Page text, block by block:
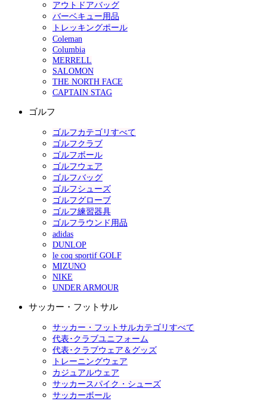
アウトドアバッグ
バーベキュー用品
トレッキングポール
Coleman
Columbia
MERRELL
SALOMON
THE NORTH FACE
CAPTAIN STAG
ゴルフ
ゴルフカテゴリすべて
ゴルフクラブ
ゴルフボール
ゴルフウェア
ゴルフバッグ
ゴルフシューズ
ゴルフグローブ
ゴルフ練習器具
ゴルフラウンド用品
adidas
DUNLOP
le coq sportif GOLF
MIZUNO
NIKE
UNDER ARMOUR
サッカー・フットサル
サッカー・フットサルカテゴリすべて
代表･クラブユニフォーム
代表･クラブウェア＆グッズ
トレーニングウェア
カジュアルウェア
サッカースパイク・シューズ
サッカーボール